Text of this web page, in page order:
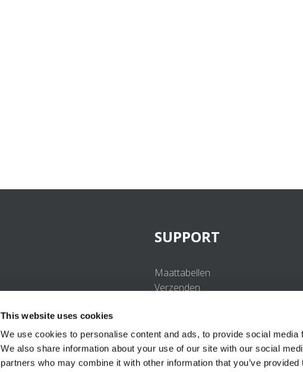
This website uses cookies
We use cookies to personalise content and ads, to provide social media
We also share information about your use of our site with our social
partners who may combine it with other information that you’ve
SUPPORT
Maattabellen
Verzenden
Contact
UV-Beschermingsnorm
B2B Portal Login